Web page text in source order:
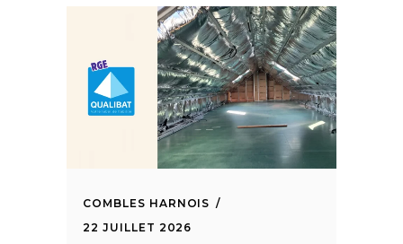
COMBLES HARNOIS
22 JUILLET 2026